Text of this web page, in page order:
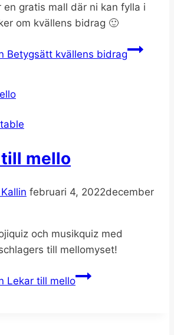
en gratis mall där ni kan fylla i
om kvällens bidrag 🙂
Betygsätt kvällens bidrag
mello
februari 4, 2022december
och musikquiz med
till mellomyset!
Lekar till mello